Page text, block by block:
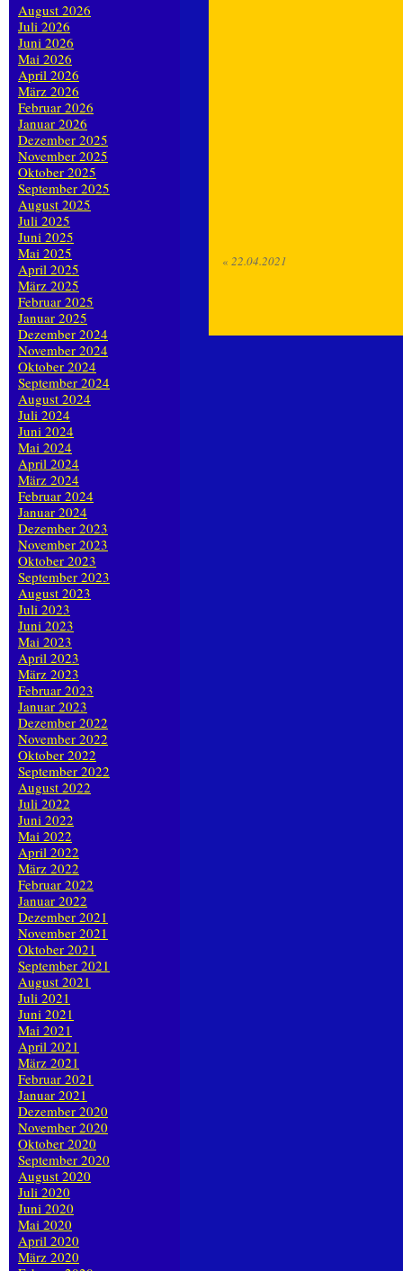
« 22.04.2021
August 2026
Juli 2026
Juni 2026
Mai 2026
April 2026
März 2026
Februar 2026
Januar 2026
Dezember 2025
November 2025
Oktober 2025
September 2025
August 2025
Juli 2025
Juni 2025
Mai 2025
April 2025
März 2025
Februar 2025
Januar 2025
Dezember 2024
November 2024
Oktober 2024
September 2024
August 2024
Juli 2024
Juni 2024
Mai 2024
April 2024
März 2024
Februar 2024
Januar 2024
Dezember 2023
November 2023
Oktober 2023
September 2023
August 2023
Juli 2023
Juni 2023
Mai 2023
April 2023
März 2023
Februar 2023
Januar 2023
Dezember 2022
November 2022
Oktober 2022
September 2022
August 2022
Juli 2022
Juni 2022
Mai 2022
April 2022
März 2022
Februar 2022
Januar 2022
Dezember 2021
November 2021
Oktober 2021
September 2021
August 2021
Juli 2021
Juni 2021
Mai 2021
April 2021
März 2021
Februar 2021
Januar 2021
Dezember 2020
November 2020
Oktober 2020
September 2020
August 2020
Juli 2020
Juni 2020
Mai 2020
April 2020
März 2020